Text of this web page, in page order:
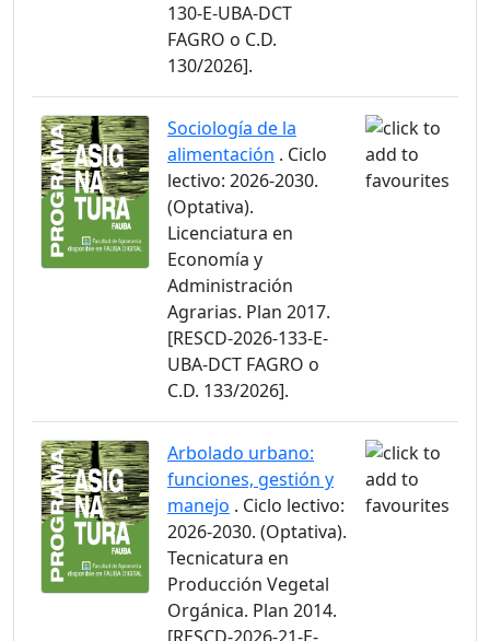
130-E-UBA-DCT
FAGRO o C.D.
130/2026].
Sociología de la
alimentación . Ciclo
lectivo: 2026-2030.
(Optativa).
Licenciatura en
Economía y
Administración
Agrarias. Plan 2017.
[RESCD-2026-133-E-
UBA-DCT FAGRO o
C.D. 133/2026].
Arbolado urbano:
funciones, gestión y
manejo . Ciclo lectivo:
2026-2030. (Optativa).
Tecnicatura en
Producción Vegetal
Orgánica. Plan 2014.